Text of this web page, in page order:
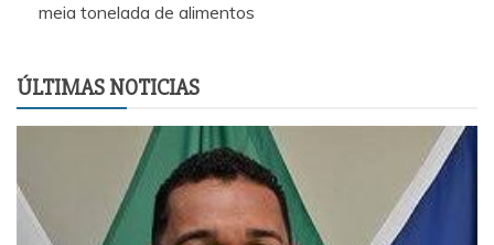
meia tonelada de alimentos
ÚLTIMAS NOTICIAS